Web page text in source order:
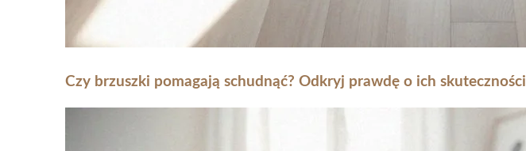
Czy brzuszki pomagają schudnąć? Odkryj prawdę o ich skuteczności